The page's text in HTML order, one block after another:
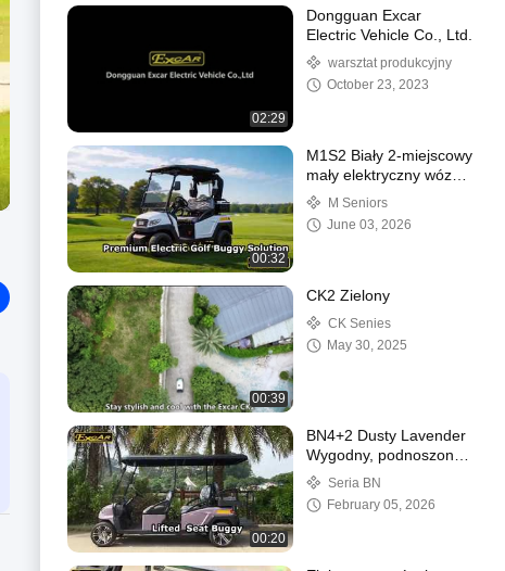
02:29
Dongguan Excar
Electric Vehicle Co., Ltd.
warsztat produkcyjny
October 23, 2023
00:32
M1S2 Biały 2-miejscowy
mały elektryczny wózek
golfowy EXCAR z
prezentacją na
przedniej szybie
M Seniors
June 03, 2026
00:39
CK2 Zielony
CK Senies
May 30, 2025
00:20
BN4+2 Dusty Lavender
Wygodny, podnoszony
elektryczny wózek
golfowy z 4 siedzeniami
i 2 tylnymi
Seria BN
February 05, 2026